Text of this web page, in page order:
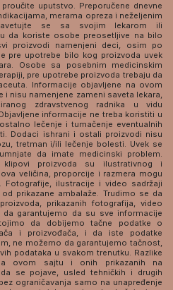
uputstvo. Preporučene dnevne
merama opreza i neželjenim
se sa svojim lekarom ili
da koriste osobe preosetljive na bilo
proizvodi namenjeni deci, osim po
pre upotrebe bilo kog proizvoda uvek
Osobe sa posebnim medicinskim
pre upotrebe proizvoda trebaju da
Informacije objavljene na ovom
i nisu namenjene zameni saveta lekara,
zdravstvenog radnika u vidu
informacije ne treba koristiti u
lečenje i tumačenje eventualnih
Dodaci ishrani i ostali proizvodi nisu
tretman i/ili lečenje bolesti. Uvek se
da imate medicinski problem.
proizvoda su ilustrativnog i
veličina, proporcije i razmera mogu
Fotografije, ilustracije i video sadržaji
prikazane ambalaže. Trudimo se da
prikazanih fotografija, video
garantujemo da su sve informacije
da dobijemo tačne podatke o
i proizvođača, i da iste podatke
ne možemo da garantujemo tačnost,
podataka u svakom trenutku. Razlike
ovom sajtu i onih prikazanih na
se pojave, usled tehničkih i drugih
ograničavanja samo na unapređenje